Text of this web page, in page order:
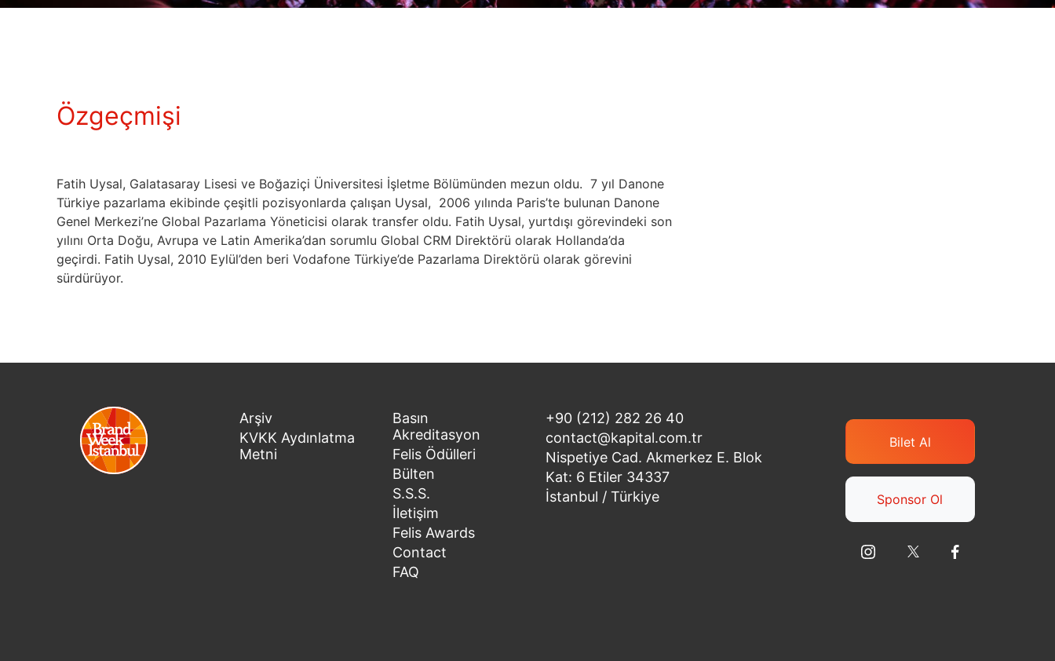
Özgeçmişi
Fatih Uysal, Galatasaray Lisesi ve Boğaziçi Üniversitesi İşletme Bölümünden mezun oldu. 7 yıl Danone
Türkiye pazarlama ekibinde çeşitli pozisyonlarda çalışan Uysal, 2006 yılında Paris’te bulunan Danone
Genel Merkezi’ne Global Pazarlama Yöneticisi olarak transfer oldu. Fatih Uysal, yurtdışı görevindeki son
yılını Orta Doğu, Avrupa ve Latin Amerika’dan sorumlu Global CRM Direktörü olarak Hollanda’da
geçirdi. Fatih Uysal, 2010 Eylül’den beri Vodafone Türkiye’de Pazarlama Direktörü olarak görevini
sürdürüyor.
Arşiv
KVKK Aydınlatma
Metni
Basın
Akreditasyon
Felis Ödülleri
Bülten
S.S.S.
İletişim
Felis Awards
Contact
FAQ
+90 (212) 282 26 40
contact@kapital.com.tr
Nispetiye Cad. Akmerkez E. Blok
Kat: 6 Etiler 34337
İstanbul / Türkiye
Bilet Al
Sponsor Ol